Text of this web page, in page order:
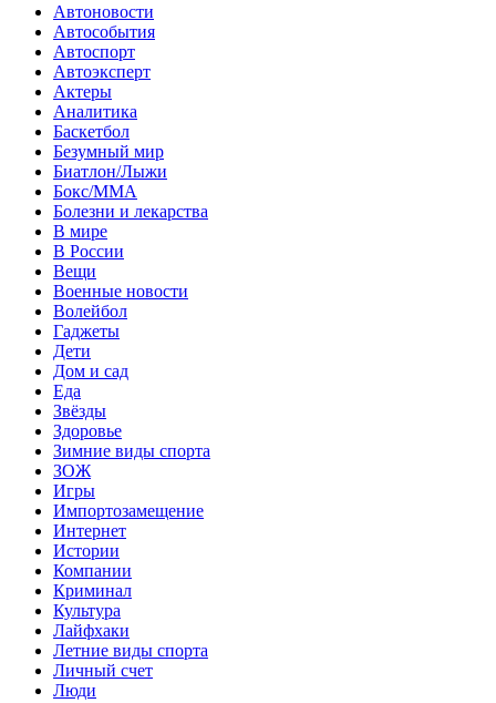
Автоновости
Автособытия
Автоспорт
Автоэксперт
Актеры
Аналитика
Баскетбол
Безумный мир
Биатлон/Лыжи
Бокс/MMA
Болезни и лекарства
В мире
В России
Вещи
Военные новости
Волейбол
Гаджеты
Дети
Дом и сад
Еда
Звёзды
Здоровье
Зимние виды спорта
ЗОЖ
Игры
Импортозамещение
Интернет
Истории
Компании
Криминал
Культура
Лайфхаки
Летние виды спорта
Личный счет
Люди